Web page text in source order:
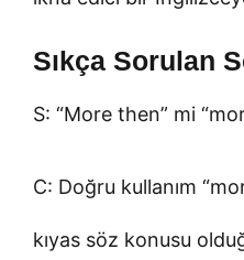
Sıkça Sorulan
S: “More then” mi
C: Doğru kullanım
kıyas söz konusu